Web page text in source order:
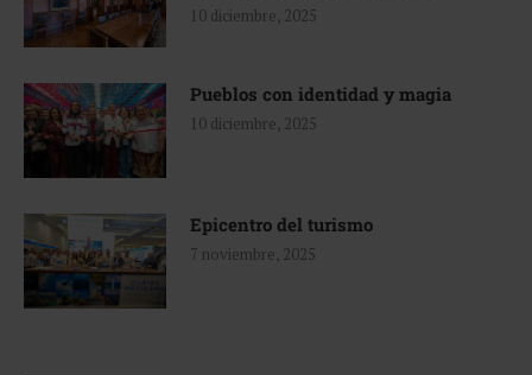
10 diciembre, 2025
Pueblos con identidad y magia
10 diciembre, 2025
Epicentro del turismo
7 noviembre, 2025